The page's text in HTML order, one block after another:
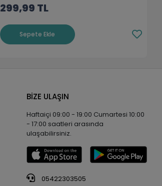
299,99 TL
Sepete Ekle
BİZE ULAŞIN
Haftaiçi 09:00 - 19:00 Cumartesi 10:00
- 17:00 saatleri arasında
ulaşabilirsiniz.
05422303505